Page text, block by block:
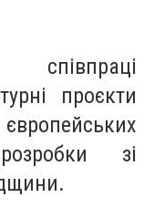
проєкти
зі